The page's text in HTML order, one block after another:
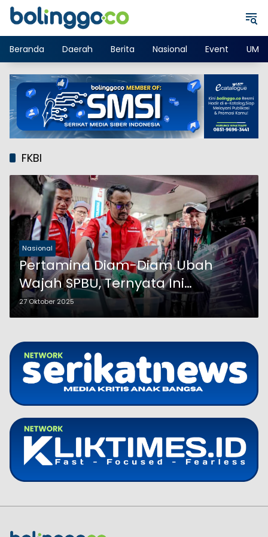
Langsung
Beranda
Daerah Berita Nasional Event
FKBI
Nasional
Pertamina Diam-Diam Ubah
Wajah SPBU, Ternyata Ini
Tujuannya
27 Oktober 2025